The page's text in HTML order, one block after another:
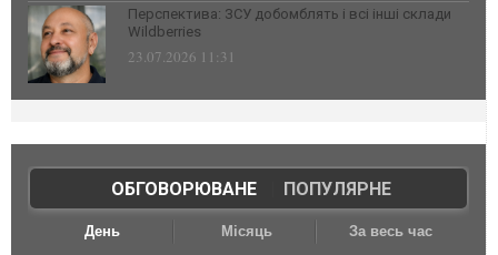
Перспектива: ЗСУ добомблять і всі інші склади
Wildberries
23.07.2026 11:31
ОБГОВОРЮВАНЕ| ПОПУЛЯРНЕ
День Місяць За весь час